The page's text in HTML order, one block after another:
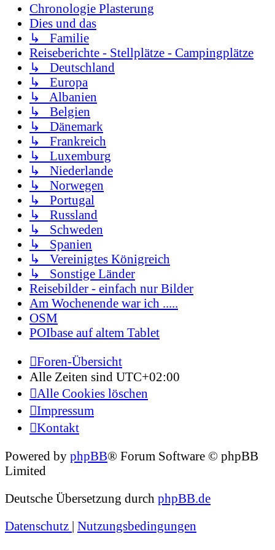
Chronologie Plasterung
Dies und das
↳ Familie
Reiseberichte - Stellplätze - Campingplätze
↳ Deutschland
↳ Europa
↳ Albanien
↳ Belgien
↳ Dänemark
↳ Frankreich
↳ Luxemburg
↳ Niederlande
↳ Norwegen
↳ Portugal
↳ Russland
↳ Schweden
↳ Spanien
↳ Vereinigtes Königreich
↳ Sonstige Länder
Reisebilder - einfach nur Bilder
Am Wochenende war ich .....
OSM
POIbase auf altem Tablet
Foren-Übersicht
Alle Zeiten sind UTC+02:00
Alle Cookies löschen
Impressum
Kontakt
Powered by phpBB® Forum Software © phpBB
Limited
Deutsche Übersetzung durch phpBB.de
Datenschutz | Nutzungsbedingungen